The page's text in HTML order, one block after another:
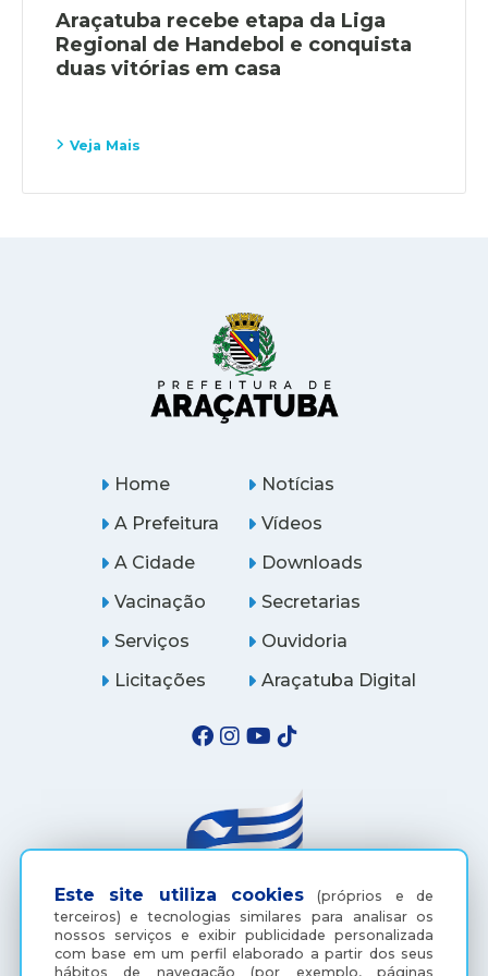
Araçatuba recebe etapa da Liga
Regional de Handebol e conquista
duas vitórias em casa
Veja Mais
Este site utiliza cookies (próprios e de
terceiros) e tecnologias similares para analisar os
nossos serviços e exibir publicidade personalizada
com base em um perfil elaborado a partir dos seus
hábitos de navegação (por exemplo, páginas
Home
A Prefeitura
A Cidade
Notícias
Vídeos
Downloads
Vacinação
Serviços
Licitações
Secretarias
Ouvidoria
Araçatuba Digital
(18) 3607-6500